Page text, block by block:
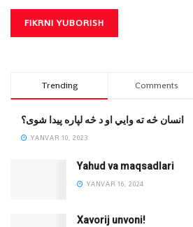
Trending Comments
انسان څه ته وایي او د څه لپاره پیدا شوی؟
YANVAR 10, 2023
Yahud va maqsadlari
YANVAR 16, 2024
Xavorij unvoni!